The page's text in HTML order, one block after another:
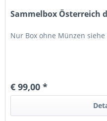
Sammelbox Österreich
Nur Box ohne Münzen
€ 99,00 *